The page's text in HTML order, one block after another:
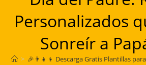
Personalizados
Sonreír a
> 🎉👨‍👧‍👦 Descarga Gratis Plantillas